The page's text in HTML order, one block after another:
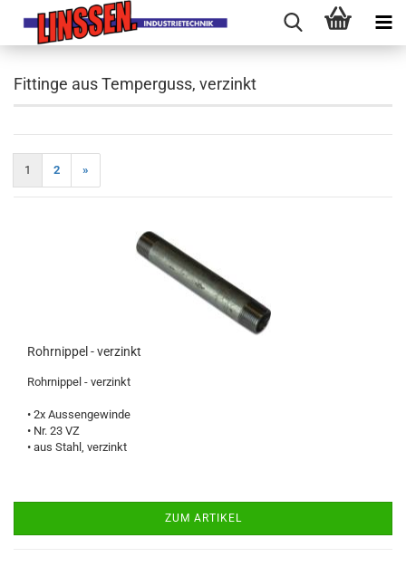
Fittinge aus Temperguss, verzinkt
1 2 »
Rohrnippel - verzinkt
Rohrnippel - verzinkt
• 2x Aussengewinde
• Nr. 23 VZ
• aus Stahl, verzinkt
ZUM ARTIKEL